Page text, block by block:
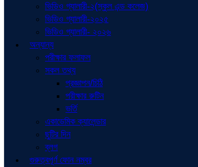
ভিডিও গ্যালারী-২(স্কুল এন্ড কলেজ)
ভিডিও গ্যালারী-২০২৫
ভিডিও গ্যালারী- ২০২৬
অন্যান্য
পরীক্ষার ফলাফল
সকল তথ্য
প্রজ্ঞাপন/চিঠি
পরীক্ষার রুটিন
ভর্তি
একাডেমিক ক্যালেন্ডার
ছুটির দিন
ব্লগ
গুরুত্বপূর্ণ ফোন নম্বর